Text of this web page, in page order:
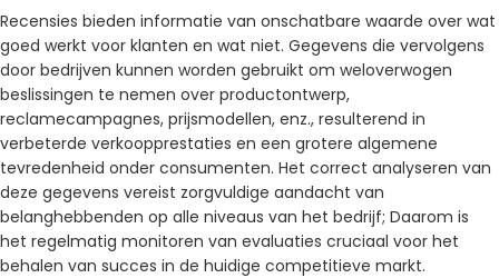
Recensies bieden informatie van onschatbare waarde over wat
goed werkt voor klanten en wat niet. Gegevens die vervolgens
door bedrijven kunnen worden gebruikt om weloverwogen
beslissingen te nemen over productontwerp,
reclamecampagnes, prijsmodellen, enz., resulterend in
verbeterde verkoopprestaties en een grotere algemene
tevredenheid onder consumenten. Het correct analyseren van
deze gegevens vereist zorgvuldige aandacht van
belanghebbenden op alle niveaus van het bedrijf; Daarom is
het regelmatig monitoren van evaluaties cruciaal voor het
behalen van succes in de huidige competitieve markt.